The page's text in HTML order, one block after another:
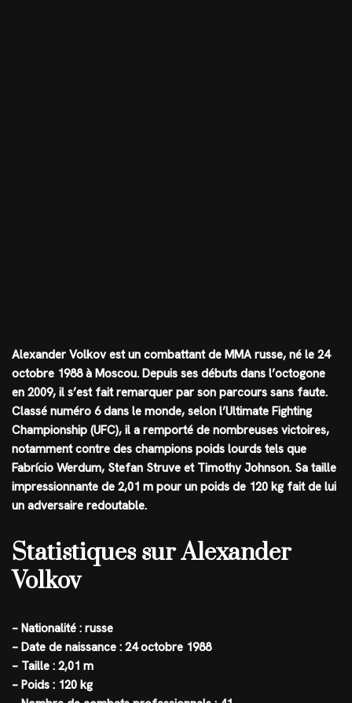
Alexander Volkov est un combattant de MMA russe, né le 24
octobre 1988 à Moscou. Depuis ses débuts dans l’octogone
en 2009, il s’est fait remarquer par son parcours sans faute.
Classé numéro 6 dans le monde, selon l’Ultimate Fighting
Championship (UFC), il a remporté de nombreuses victoires,
notamment contre des champions poids lourds tels que
Fabrício Werdum, Stefan Struve et Timothy Johnson. Sa taille
impressionnante de 2,01 m pour un poids de 120 kg fait de lui
un adversaire redoutable.
Statistiques sur Alexander
Volkov
– Nationalité : russe
– Date de naissance : 24 octobre 1988
– Taille : 2,01 m
– Poids : 120 kg